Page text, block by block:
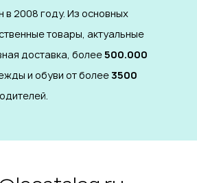
2008 году. Из основных
товары, актуальные
доставка, более500.000
и обуви от более3500